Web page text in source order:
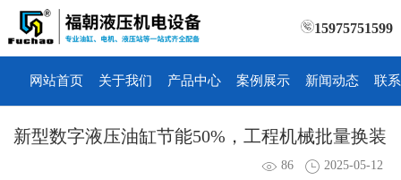
15975751599
网站首页 关于我们 产品中心 案例展示 新闻动态 联
新型数字液压油缸节能50%，工程机械批量换装
86 2025-05-12